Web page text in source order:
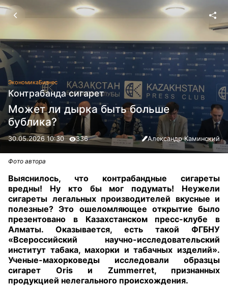
ЭкономикаБизнес
Контрабанда сигарет
Может ли дырка быть больше
бублика?
30.05.2026 10:30 336 Александр Каминский
Фото автора
Выяснилось, что контрабандные сигареты
вредны! Ну кто бы мог подумать! Неужели
сигареты легальных производителей вкусные и
полезные? Это ошеломляющее открытие было
презентовано в Казахстанском пресс-клубе в
Алматы. Оказывается, есть такой ФГБНУ
«Всероссийский научно-исследовательский
институт табака, махорки и табачных изделий».
Ученые-махорковеды исследовали образцы
сигарет Oris и Zummerret, признанных
продукцией нелегального происхождения.